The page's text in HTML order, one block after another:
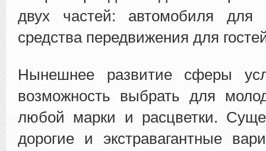
двух частей: автомобиля для
средства передвижения для
Нынешнее развитие сферы
возможность выбрать для
любой марки и расцветки.
дорогие и экстравагантные